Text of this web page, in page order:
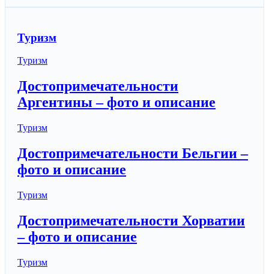
Туризм
Туризм
Достопримечательности
Аргентины – фото и описание
Туризм
Достопримечательности Бельгии –
фото и описание
Туризм
Достопримечательности Хорватии
– фото и описание
Туризм